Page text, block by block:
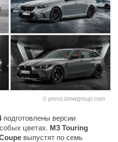
press.bmwgroup.com
подготовлены версии
цветах. M3 Touring
выпустят по семь